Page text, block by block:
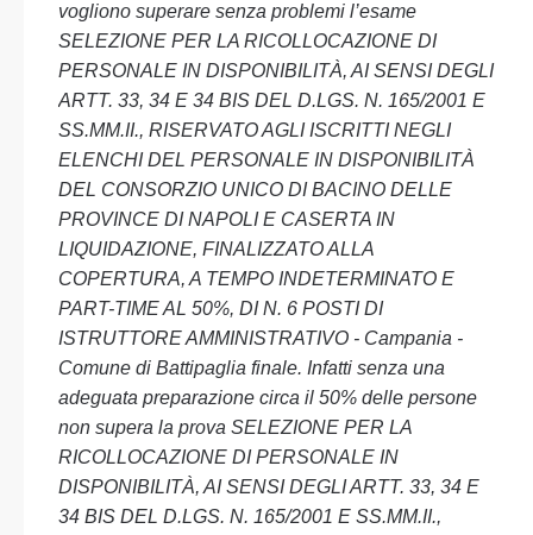
vogliono superare senza problemi l’esame
SELEZIONE PER LA RICOLLOCAZIONE DI
PERSONALE IN DISPONIBILITÀ, AI SENSI DEGLI
ARTT. 33, 34 E 34 BIS DEL D.LGS. N. 165/2001 E
SS.MM.II., RISERVATO AGLI ISCRITTI NEGLI
ELENCHI DEL PERSONALE IN DISPONIBILITÀ
DEL CONSORZIO UNICO DI BACINO DELLE
PROVINCE DI NAPOLI E CASERTA IN
LIQUIDAZIONE, FINALIZZATO ALLA
COPERTURA, A TEMPO INDETERMINATO E
PART-TIME AL 50%, DI N. 6 POSTI DI
ISTRUTTORE AMMINISTRATIVO - Campania -
Comune di Battipaglia finale. Infatti senza una
adeguata preparazione circa il 50% delle persone
non supera la prova SELEZIONE PER LA
RICOLLOCAZIONE DI PERSONALE IN
DISPONIBILITÀ, AI SENSI DEGLI ARTT. 33, 34 E
34 BIS DEL D.LGS. N. 165/2001 E SS.MM.II.,